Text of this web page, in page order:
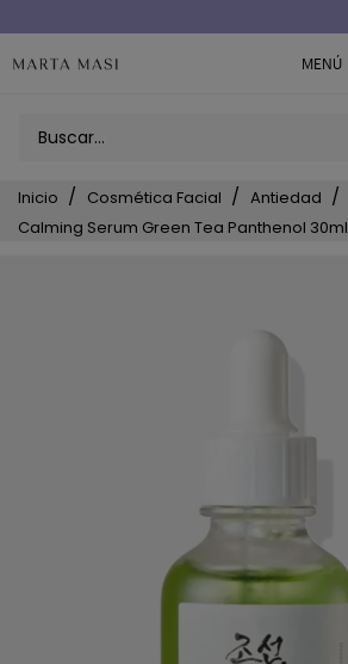
MENÚ
Inicio Cosmética Facial Antiedad
Calming Serum Green Tea Panthenol 30ml